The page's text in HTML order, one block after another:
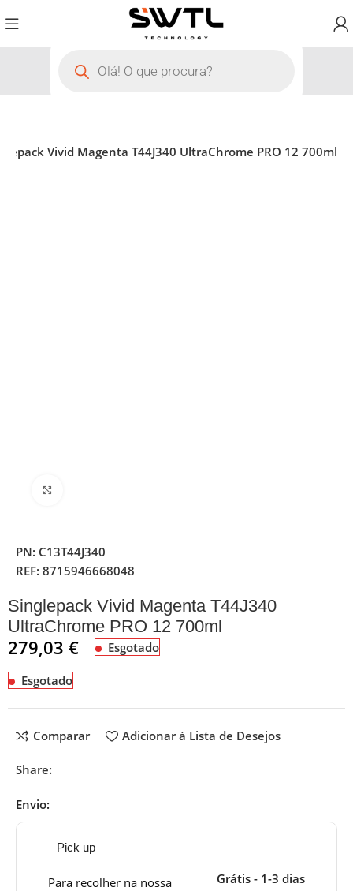
Vivid Magenta T44J340 UltraChrome PRO 12 700ml
PN: C13T44J340
REF:8715946668048
Singlepack Vivid Magenta T44J340
UltraChrome PRO 12 700ml
279,03€ Esgotado
Esgotado
Comparar Adicionar à Lista de Desejos
Share:
Envio:
Pick up
Para recolher na nossa
Grátis - 1-3 dias